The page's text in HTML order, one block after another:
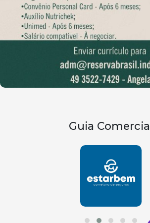
Guia Comercial